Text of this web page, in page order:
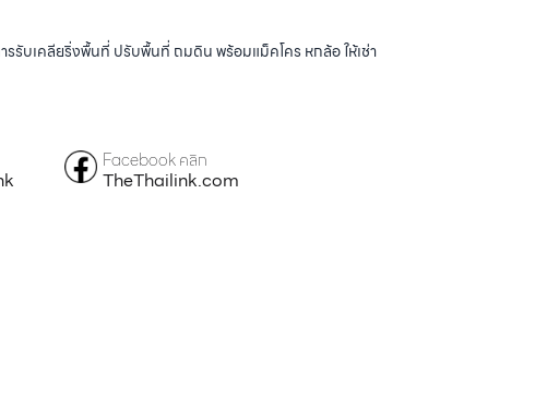
รรับเคลียริ่งพื้นที่ ปรับพื้นที่ ถมดิน พร้อมแม็คโคร หกล้อ ให้เช่า
Facebook คลิก
TheThailink.com